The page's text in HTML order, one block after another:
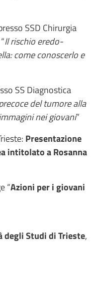
SSD Chirurgia
Il rischio eredo-
come conoscerlo e
SS Diagnostica
del tumore alla
nei giovani”
Presentazione
intitolato a Rosanna
“Azioni per i giovani
degli Studi di Trieste,